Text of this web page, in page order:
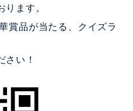
ります。
賞品が当たる、クイズラ
さい！